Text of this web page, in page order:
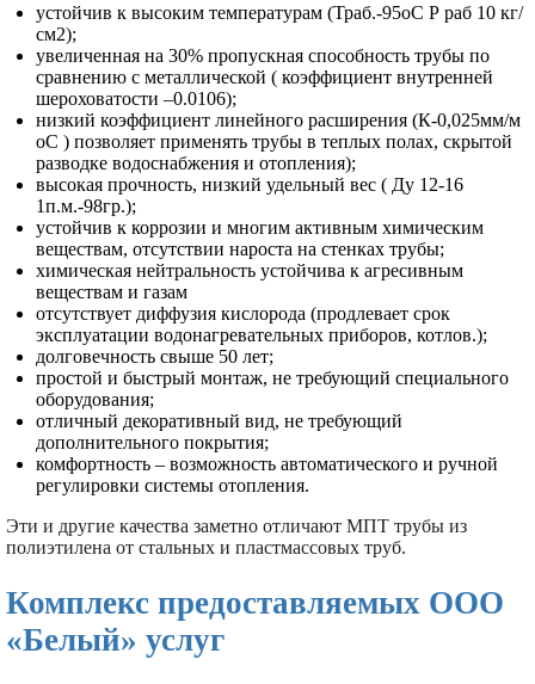
устойчив к высоким температурам (Траб.-95оС Р раб 10 кг/
см2);
увеличенная на 30% пропускная способность трубы по
сравнению с металлической ( коэффициент внутренней
шероховатости –0.0106);
низкий коэффициент линейного расширения (К-0,025мм/м
оС ) позволяет применять трубы в теплых полах, скрытой
разводке водоснабжения и отопления);
высокая прочность, низкий удельный вес ( Ду 12-16
1п.м.-98гр.);
устойчив к коррозии и многим активным химическим
веществам, отсутствии нароста на стенках трубы;
химическая нейтральность устойчива к агресивным
веществам и газам
отсутствует диффузия кислорода (продлевает срок
эксплуатации водонагревательных приборов, котлов.);
долговечность свыше 50 лет;
простой и быстрый монтаж, не требующий специального
оборудования;
отличный декоративный вид, не требующий
дополнительного покрытия;
комфортность – возможность автоматического и ручной
регулировки системы отопления.
Эти и другие качества заметно отличают МПТ трубы из
полиэтилена от стальных и пластмассовых труб.
Комплекс предоставляемых ООО
«Белый» услуг